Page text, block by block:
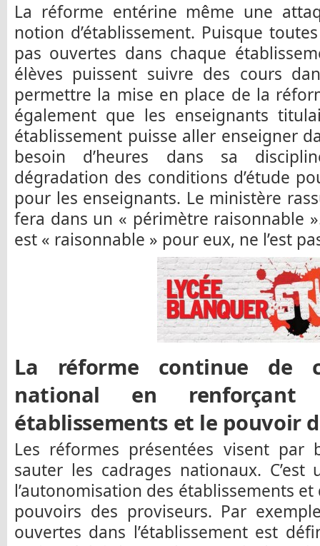
La réforme entérine même une
notion d’établissement. Puisque
pas ouvertes dans chaque
élèves puissent suivre des cours
permettre la mise en place de la
également que les enseignants
établissement puisse aller enseigner
besoin d’heures dans sa
dégradation des conditions d’étude
pour les enseignants. Le ministère
fera dans un « périmètre raisonnable
est « raisonnable » pour eux, ne l’est
La réforme continue de
national en renforçant
établissements et le pouvoir
Les réformes présentées visent par
sauter les cadrages nationaux.
l’autonomisation des établissements
pouvoirs des proviseurs. Par
ouvertes dans l’établissement est